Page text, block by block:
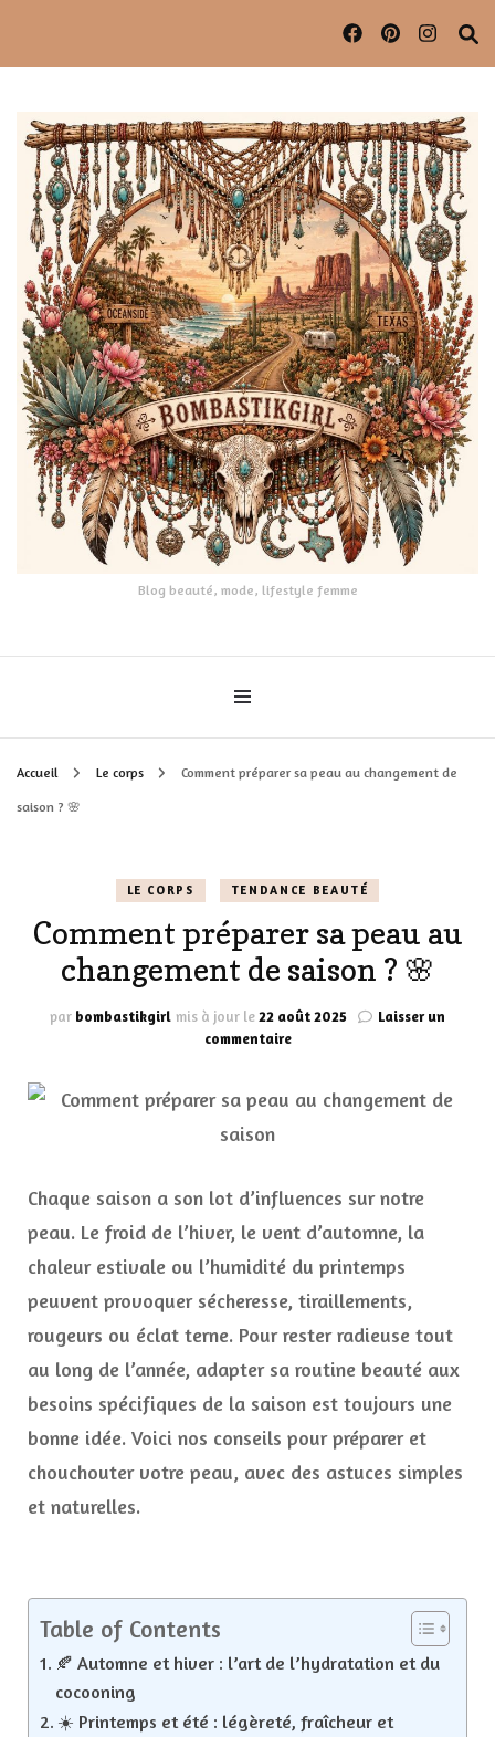
Blog beauté, mode, lifestyle femme
Accueil Le corps Comment préparer sa peau au changement de
saison ? 🌸
LE CORPS TENDANCE BEAUTÉ
Comment préparer sa peau au
changement de saison ? 🌸
par bombastikgirl mis à jour le22 août 2025
Laisser un
commentairesur
sa
de
?
🌸
Chaque saison a son lot d’influences sur notre
peau. Le froid de l’hiver, le vent d’automne, la
chaleur estivale ou l’humidité du printemps
peuvent provoquer sécheresse, tiraillements,
rougeurs ou éclat terne. Pour rester radieuse tout
au long de l’année, adapter sa routine beauté aux
besoins spécifiques de la saison est toujours une
bonne idée. Voici nos conseils pour préparer et
chouchouter votre peau, avec des astuces simples
et naturelles.
Table of Contents
🍂 Automne et hiver : l’art de l’hydratation et du
cocooning
☀️ Printemps et été : légèreté, fraîcheur et